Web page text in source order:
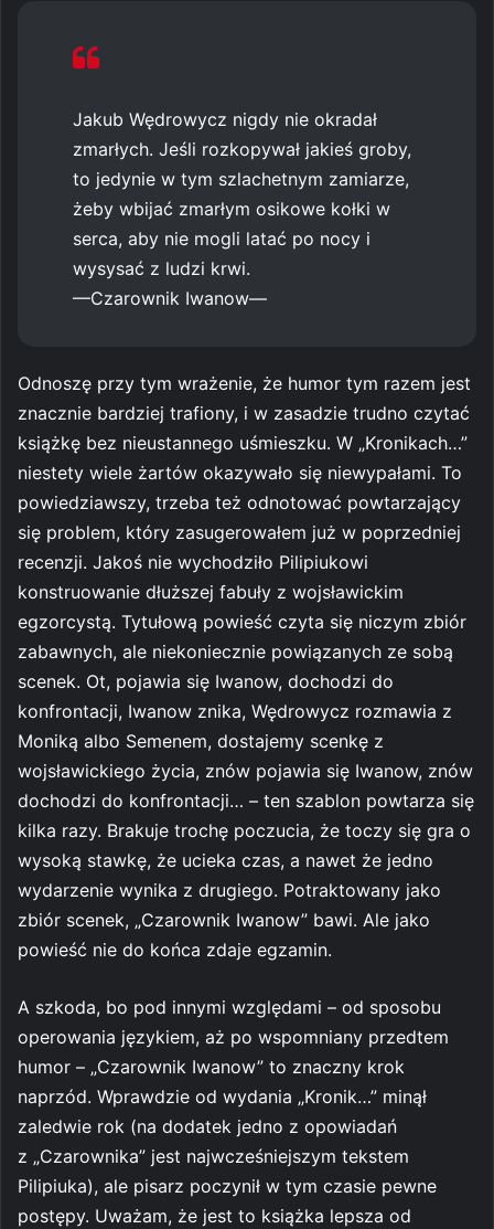
Jakub Wędrowycz nigdy nie okradał
zmarłych. Jeśli rozkopywał jakieś groby,
to jedynie w tym szlachetnym zamiarze,
żeby wbijać zmarłym osikowe kołki w
serca, aby nie mogli latać po nocy i
wysysać z ludzi krwi.
—Czarownik Iwanow—
Odnoszę przy tym wrażenie, że humor tym razem jest
znacznie bardziej trafiony, i w zasadzie trudno czytać
książkę bez nieustannego uśmieszku. W „Kronikach…”
niestety wiele żartów okazywało się niewypałami. To
powiedziawszy, trzeba też odnotować powtarzający
się problem, który zasugerowałem już w poprzedniej
recenzji. Jakoś nie wychodziło Pilipiukowi
konstruowanie dłuższej fabuły z wojsławickim
egzorcystą. Tytułową powieść czyta się niczym zbiór
zabawnych, ale niekoniecznie powiązanych ze sobą
scenek. Ot, pojawia się Iwanow, dochodzi do
konfrontacji, Iwanow znika, Wędrowycz rozmawia z
Moniką albo Semenem, dostajemy scenkę z
wojsławickiego życia, znów pojawia się Iwanow, znów
dochodzi do konfrontacji… – ten szablon powtarza się
kilka razy. Brakuje trochę poczucia, że toczy się gra o
wysoką stawkę, że ucieka czas, a nawet że jedno
wydarzenie wynika z drugiego. Potraktowany jako
zbiór scenek, „Czarownik Iwanow” bawi. Ale jako
powieść nie do końca zdaje egzamin.
A szkoda, bo pod innymi względami – od sposobu
operowania językiem, aż po wspomniany przedtem
humor – „Czarownik Iwanow” to znaczny krok
naprzód. Wprawdzie od wydania „Kronik…” minął
zaledwie rok (na dodatek jedno z opowiadań
z „Czarownika” jest najwcześniejszym tekstem
Pilipiuka), ale pisarz poczynił w tym czasie pewne
postępy. Uważam, że jest to książka lepsza od